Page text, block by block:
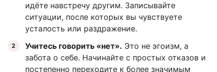
идёте навстречу другим. Записывайте
ситуации, после которых вы чувствуете
усталость или раздражение.
Учитесь говорить «нет». Это не эгоизм, а
забота о себе. Начинайте с простых отказов и
постепенно переходите к более значимым